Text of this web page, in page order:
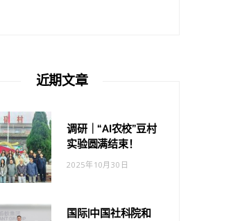
近期文章
调研｜“AI农校”豆村
实验圆满结束！
2025年10月30日
国际|中国社科院和